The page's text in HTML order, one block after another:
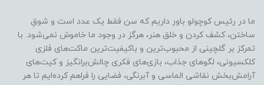
ما در رئیس کوچولو باور داریم که سن فقط یک عدد است و شوقِ
ساختن، کشف کردن و خلق هنر، هرگز در وجود ما خاموش نمی‌شود. با
تمرکز بر گلچینی از محبوب‌ترین و باکیفیت‌ترین ماکت‌های فلزی
کلکسیونی، لگوهای جذاب، بازی‌های فکری چالش‌برانگیز و کیت‌های
آرامش‌بخش نقاشی الماسی و آبرنگی، فضایی را فراهم کرده‌ایم تا هر